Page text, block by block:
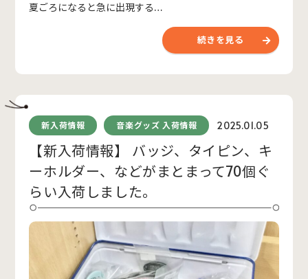
夏ごろになると急に出現する…
続きを見る
新入荷情報 音楽グッズ 入荷情報 2025.01.05
【新入荷情報】 バッジ、タイピン、キ
ーホルダー、などがまとまって70個ぐ
らい入荷しました。